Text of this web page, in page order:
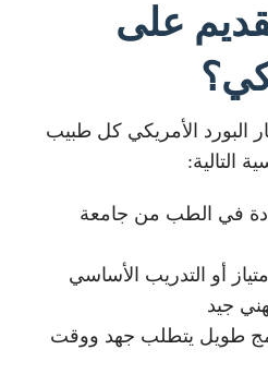
على
البورد الأمريكي كل طبيب
التالية:
في الطب من جامعة
أو التدريب الأساسي
جيد
طويل يتطلب جهد ووقت